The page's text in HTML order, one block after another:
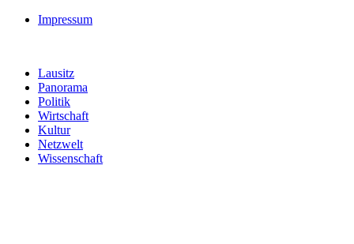
Impressum
Lausitz
Panorama
Politik
Wirtschaft
Kultur
Netzwelt
Wissenschaft